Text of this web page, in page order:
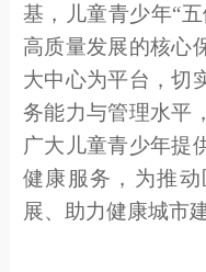
基，
儿童青少年“
高质量发展的核心
大中心为平台，切
务能力与管理水平
广大儿童青少年提
健康服务，为推动
展、助力健康城市